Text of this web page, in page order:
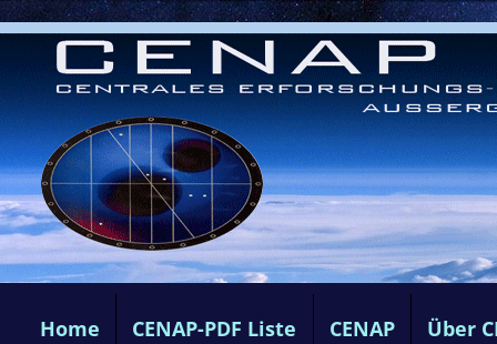
Home CENAP-PDF Liste CENAP Über